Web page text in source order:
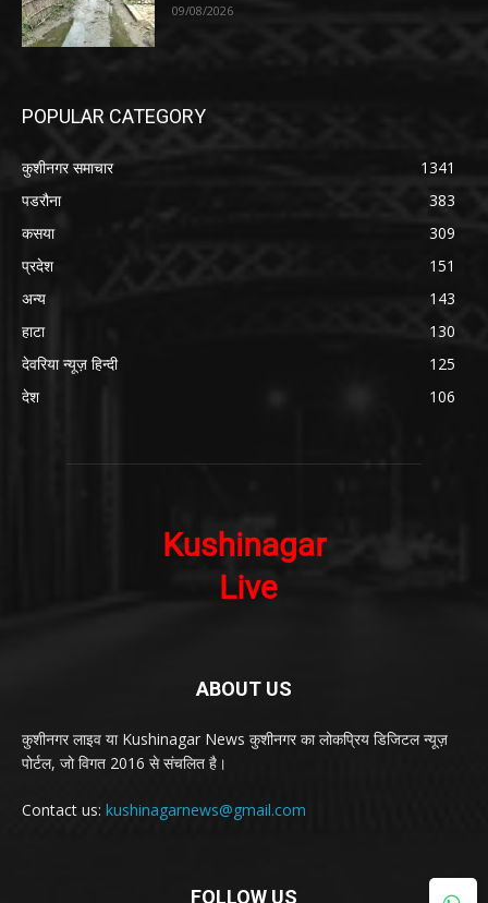
09/08/2026
POPULAR CATEGORY
कुशीनगर समाचार
1341
पडरौना
383
कसया
309
प्रदेश
151
अन्य
143
हाटा
130
देवरिया न्यूज़ हिन्दी
125
देश
106
ABOUT US
कुशीनगर लाइव या Kushinagar News कुशीनगर का लोकप्रिय डिजिटल न्यूज़
पोर्टल, जो विगत 2016 से संचलित है।
Contact us: kushinagarnews@gmail.com
FOLLOW US